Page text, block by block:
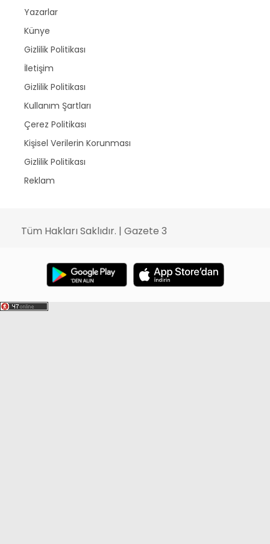
Yazarlar
Künye
Gizlilik Politikası
İletişim
Gizlilik Politikası
Kullanım Şartları
Çerez Politikası
Kişisel Verilerin Korunması
Gizlilik Politikası
Reklam
Tüm Hakları Saklıdır. | Gazete 3